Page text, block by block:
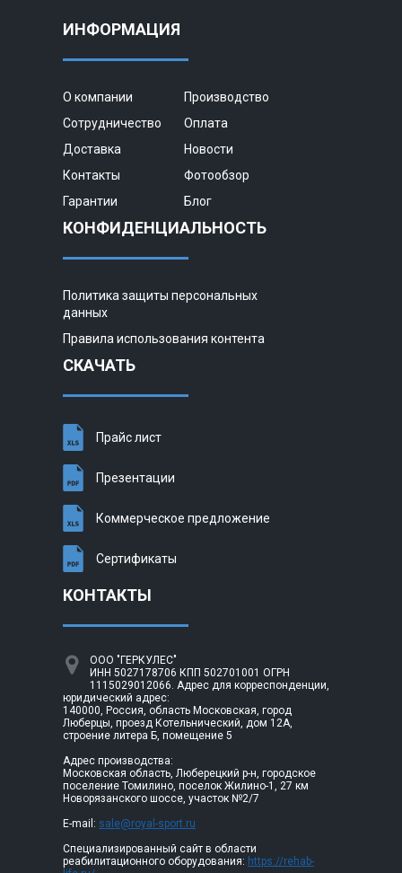
ИНФОРМАЦИЯ
О компании
Производство
Сотрудничество
Оплата
Доставка
Новости
Контакты
Фотообзор
Гарантии
Блог
КОНФИДЕНЦИАЛЬНОСТЬ
Политика защиты персональных
данных
Правила использования контента
СКАЧАТЬ
Прайс лист
Презентации
Коммерческое предложение
Сертификаты
КОНТАКТЫ
ООО "ГЕРКУЛЕС"
ИНН 5027178706 КПП 502701001 ОГРН
1115029012066. Адрес для корреспонденции,
юридический адрес:
140000, Россия, область Московская, город
Люберцы, проезд Котельнический, дом 12А,
строение литера Б, помещение 5
Адрес производства:
Московская область, Люберецкий р-н, городское
поселение Томилино, поселок Жилино-1, 27 км
Новорязанского шоссе, участок №2/7
E-mail: sale@royal-sport.ru
Специализированный сайт в области
реабилитационного оборудования: https://rehab-